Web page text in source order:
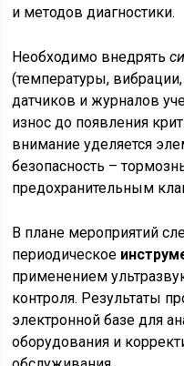
и методов диагностики.
Необходимо внедрять
(температуры,
датчиков и журналов
износ до появления
внимание уделяется
безопасность –
предохранительным
В плане мероприятий
периодическое
применением
контроля. Результаты
электронной базе для
оборудования и